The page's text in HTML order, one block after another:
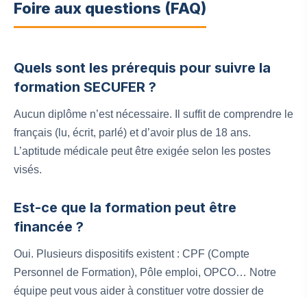
Foire aux questions (FAQ)
Quels sont les prérequis pour suivre la
formation SECUFER ?
Aucun diplôme n’est nécessaire. Il suffit de comprendre le
français (lu, écrit, parlé) et d’avoir plus de 18 ans.
L’aptitude médicale peut être exigée selon les postes
visés.
Est-ce que la formation peut être
financée ?
Oui. Plusieurs dispositifs existent : CPF (Compte
Personnel de Formation), Pôle emploi, OPCO… Notre
équipe peut vous aider à constituer votre dossier de